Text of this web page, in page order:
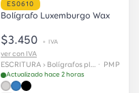
ES0610
Bolígrafo Luxemburgo Wax
$3.450 + IVA
ver con IVA
· PMP
Actualizado hace 2 horas